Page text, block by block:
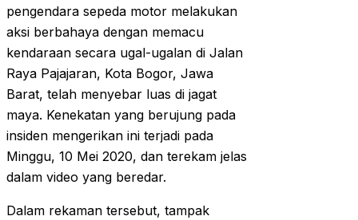
pengendara sepeda motor melakukan
aksi berbahaya dengan memacu
kendaraan secara ugal-ugalan di Jalan
Raya Pajajaran, Kota Bogor, Jawa
Barat, telah menyebar luas di jagat
maya. Kenekatan yang berujung pada
insiden mengerikan ini terjadi pada
Minggu, 10 Mei 2020, dan terekam jelas
dalam video yang beredar.
Dalam rekaman tersebut, tampak